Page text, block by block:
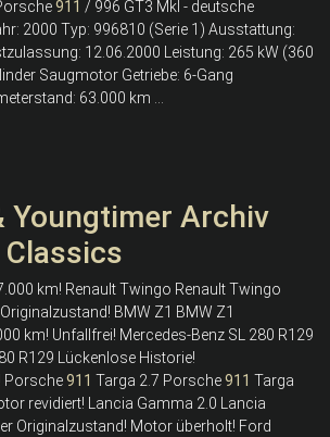
911 / 996 GT3 MkI - deutsche
2000 Typ: 996810 (Serie 1) Ausstattung:
12.06.2000 Leistung: 265 kW (360
Saugmotor Getriebe: 6-Gang
63.000 km ...
Youngtimer Archiv
Classics
km! Renault Twingo Renault Twingo
BMW Z1 BMW Z1
km! Unfallfrei! Mercedes-Benz SL 280 R129
R129 Lückenlose Historie!
Porsche911 Targa 2.7 Porsche911 Targa
revidiert! Lancia Gamma 2.0 Lancia
Originalzustand! Motor überholt! Ford